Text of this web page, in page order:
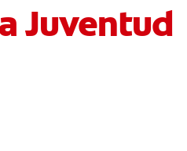
Juventud